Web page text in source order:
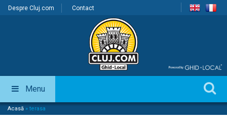
Despre Cluj.com Contact
Menu
Acasă » terasa